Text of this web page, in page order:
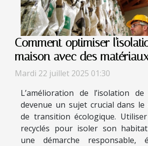
Comment optimiser
maison avec des
Mardi 22 juillet 2025 01:30
L’amélioration de l’isolation
devenue un sujet crucial dans le
de transition écologique.
recyclés pour isoler son
une démarche responsable,